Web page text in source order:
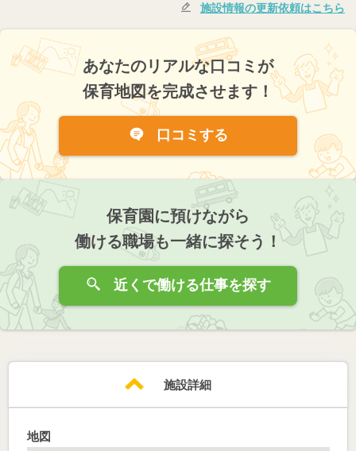
施設情報の更新依頼はこちら
あなたのリアルな口コミが
保育地図を完成させます！
口コミする
保育園に預けながら
働ける職場も一緒に探そう！
近くで働ける仕事を探す
施設詳細
地図